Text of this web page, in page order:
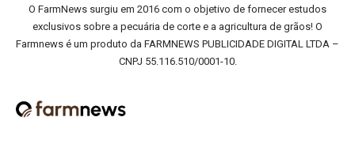
O FarmNews surgiu em 2016 com o objetivo de fornecer estudos
exclusivos sobre a pecuária de corte e a agricultura de grãos! O
Farmnews é um produto da FARMNEWS PUBLICIDADE DIGITAL LTDA –
CNPJ 55.116.510/0001-10.